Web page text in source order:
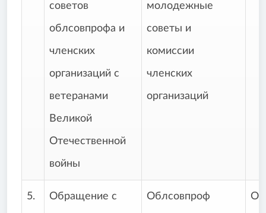
советов
облсовпрофа и
членских
организаций с
ветеранами
Великой
Отечественной
войны
молодежные
советы и
комиссии
членских
организаций
5. Обращение с Облсовпроф